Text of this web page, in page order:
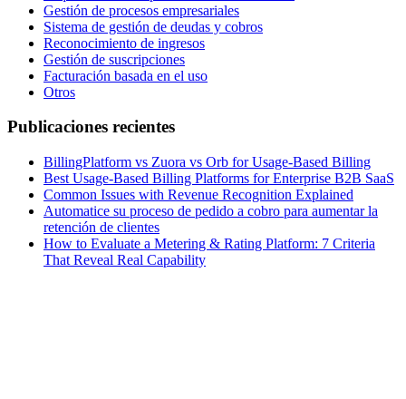
Gestión de procesos empresariales
Sistema de gestión de deudas y cobros
Reconocimiento de ingresos
Gestión de suscripciones
Facturación basada en el uso
Otros
Publicaciones recientes
BillingPlatform vs Zuora vs Orb for Usage-Based Billing
Best Usage-Based Billing Platforms for Enterprise B2B SaaS
Common Issues with Revenue Recognition Explained
Automatice su proceso de pedido a cobro para aumentar la
retención de clientes
How to Evaluate a Metering & Rating Platform: 7 Criteria
That Reveal Real Capability